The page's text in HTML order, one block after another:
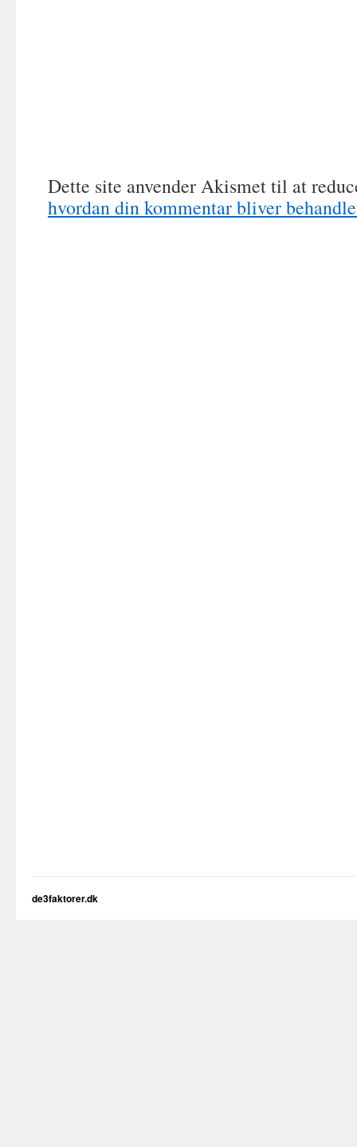
Dette site anvender Akismet til at
hvordan din kommentar bliver
de3faktorer.dk